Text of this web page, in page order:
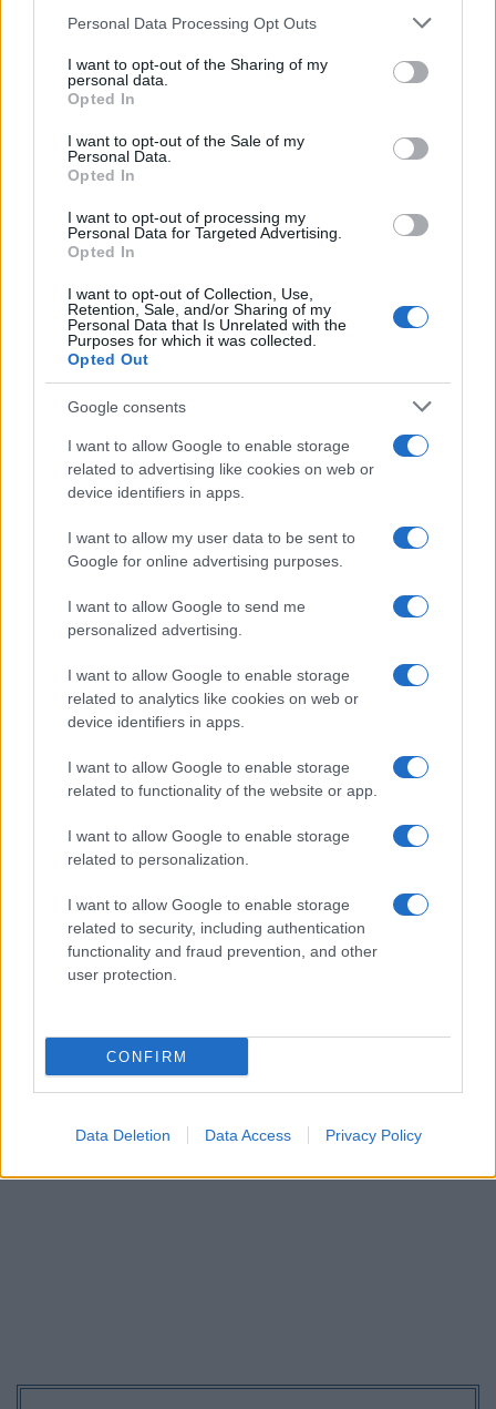
Please note that this website/app uses one or more Google
not limited to your visit or usage behaviour. You may click to
grant or deny consent to Google and its third-party tags to
use your data for below specified purposes in below Google
consent section.
Personal Data Processing Opt Outs
I want to opt-out of the Sharing of my
personal data.
Opted In
I want to opt-out of the Sale of my
Personal Data.
Opted In
I want to opt-out of processing my
Personal Data for Targeted Advertising.
Opted In
I want to opt-out of Collection, Use,
Retention, Sale, and/or Sharing of my
Personal Data that Is Unrelated with the
Purposes for which it was collected.
Opted Out
Google consents
I want to allow Google to enable storage
related to advertising like cookies on web or
device identifiers in apps.
I want to allow my user data to be sent to
Google for online advertising purposes.
I want to allow Google to send me
personalized advertising.
I want to allow Google to enable storage
related to analytics like cookies on web or
device identifiers in apps.
I want to allow Google to enable storage
related to functionality of the website or app.
I want to allow Google to enable storage
related to personalization.
I want to allow Google to enable storage
related to security, including authentication
functionality and fraud prevention, and other
user protection.
CONFIRM
Data Deletion Data Access Privacy Policy
Για τον ηλιακό θερμοσίφωνα, θα πρέπει ο
για το 2021.
κριτήρια. Στο προηγούμενο πρόγραμμα το ΦΕΚ ανέφερε
τέσσερις εισοδηματικές κατηγορίες που διαμόρφωναν
ανάλογα και την έκπτωση:
1η εισοδηματική κατηγορία: Ετήσιο εισόδημα ανά μέλος
οικογένειας κάτω των 5.000 ευρώ – Θα λάβουν το 50%
της αξίας της συσκευής
2η εισοδηματική κατηγορία: Ετήσιο εισόδημα 5.000 έως
3η εισοδηματική κατηγορία: Ετήσιο εισόδημα από 10.000
έως 20.000 ευρώ – Θα λάβουν κουπόνι 35%
4η εισοδηματική κατηγορία: Ετήσιο εισόδημα άνω των
Σαρωτικές αλλαγές στις αντικειμενικές αξίες